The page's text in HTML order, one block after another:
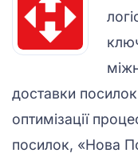
доставки
оптимізації
посилок, «Нова